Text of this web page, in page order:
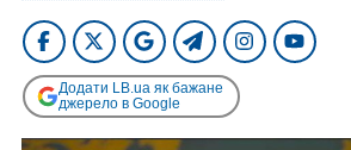
Додати LB.ua як бажане
джерело в Google